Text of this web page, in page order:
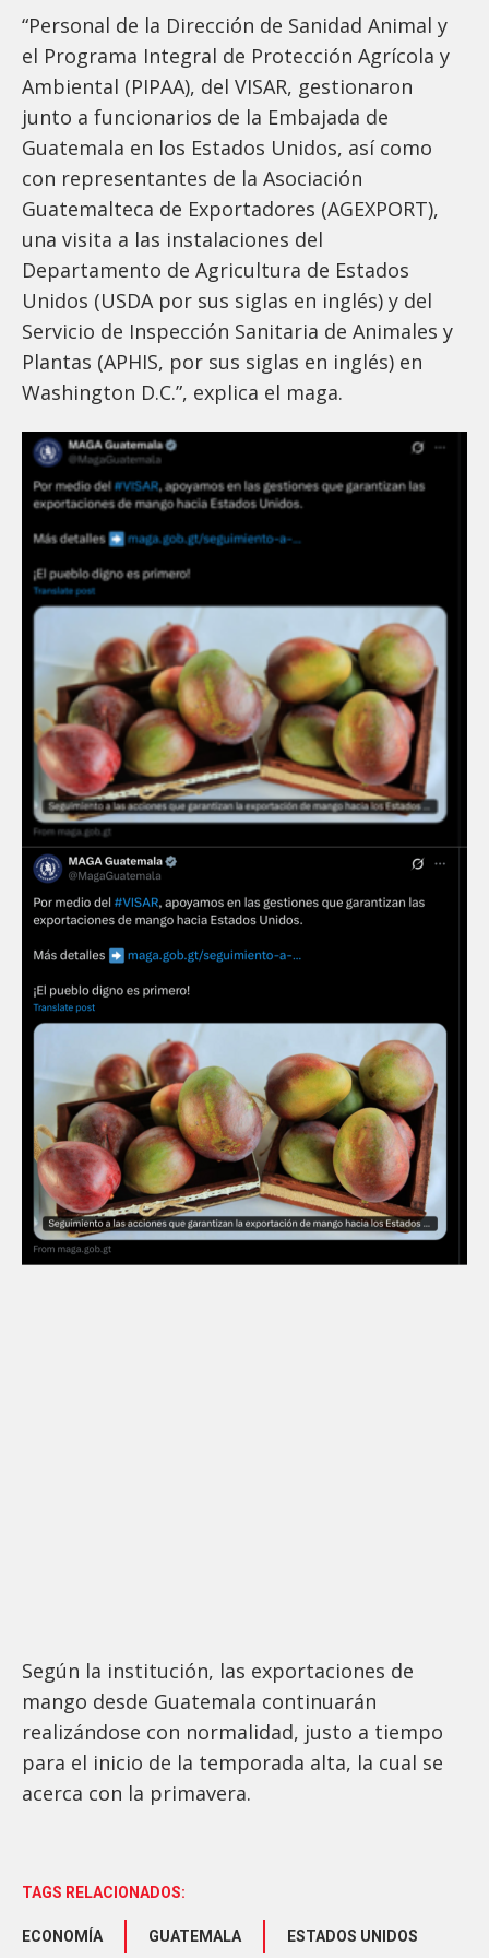
“Personal de la Dirección de Sanidad Animal y
el Programa Integral de Protección Agrícola y
Ambiental (PIPAA), del VISAR, gestionaron
junto a funcionarios de la Embajada de
Guatemala en los Estados Unidos, así como
con representantes de la Asociación
Guatemalteca de Exportadores (AGEXPORT),
una visita a las instalaciones del
Departamento de Agricultura de Estados
Unidos (USDA por sus siglas en inglés) y del
Servicio de Inspección Sanitaria de Animales y
Plantas (APHIS, por sus siglas en inglés) en
Washington D.C.”, explica el maga.
Según la institución, las exportaciones de
mango desde Guatemala continuarán
realizándose con normalidad, justo a tiempo
para el inicio de la temporada alta, la cual se
acerca con la primavera.
TAGS RELACIONADOS:
ECONOMÍA GUATEMALA ESTADOS UNIDOS